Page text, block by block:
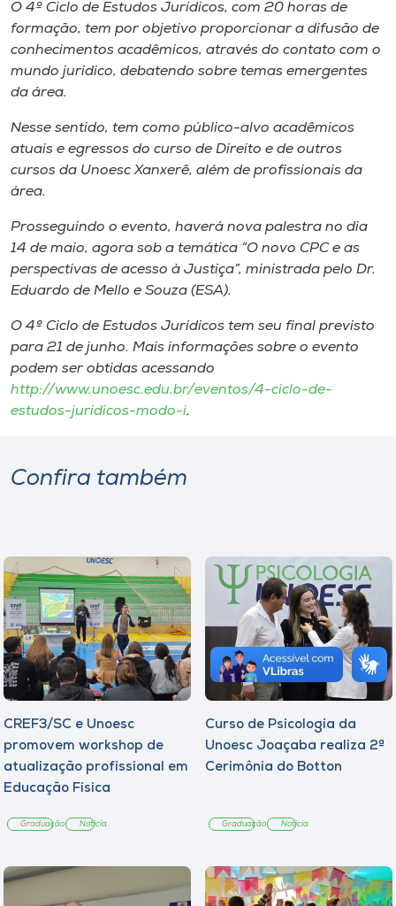
O 4º Ciclo de Estudos Jurídicos, com 20 horas de
formação, tem por objetivo proporcionar a difusão de
conhecimentos acadêmicos, através do contato com o
mundo jurídico, debatendo sobre temas emergentes
da área.
Nesse sentido, tem como público-alvo acadêmicos
atuais e egressos do curso de Direito e de outros
cursos da Unoesc Xanxerê, além de profissionais da
área.
Prosseguindo o evento, haverá nova palestra no dia
14 de maio, agora sob a temática “O novo CPC e as
perspectivas de acesso à Justiça”, ministrada pelo Dr.
Eduardo de Mello e Souza (ESA).
O 4º Ciclo de Estudos Jurídicos tem seu final previsto
para 21 de junho. Mais informações sobre o evento
podem ser obtidas acessando
http://www.unoesc.edu.br/eventos/4-ciclo-de-
estudos-juridicos-modo-i.
Confira também
CREF3/SC e Unoesc
promovem workshop de
atualização profissional em
Educação Física
Graduação Notícia
Curso de Psicologia da
Unoesc Joaçaba realiza 2ª
Cerimônia do Botton
Graduação Notícia